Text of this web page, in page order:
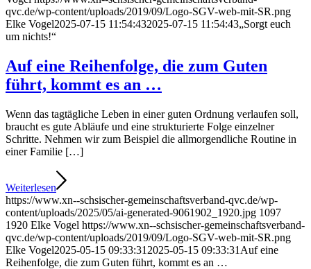
qvc.de/wp-content/uploads/2019/09/Logo-SGV-web-mit-SR.png
Elke Vogel2025-07-15 11:54:432025-07-15 11:54:43„Sorgt euch
um nichts!“
Auf eine Reihenfolge, die zum Guten
führt, kommt es an …
Wenn das tagtägliche Leben in einer guten Ordnung verlaufen soll,
braucht es gute Abläufe und eine strukturierte Folge einzelner
Schritte. Nehmen wir zum Beispiel die allmorgendliche Routine in
einer Familie […]
Weiterlesen
https://www.xn--schsischer-gemeinschaftsverband-qvc.de/wp-
content/uploads/2025/05/ai-generated-9061902_1920.jpg 1097
1920 Elke Vogel https://www.xn--schsischer-gemeinschaftsverband-
qvc.de/wp-content/uploads/2019/09/Logo-SGV-web-mit-SR.png
Elke Vogel2025-05-15 09:33:31 2025-05-15 09:33:31 Auf eine
Reihenfolge, die zum Guten führt, kommt es an …